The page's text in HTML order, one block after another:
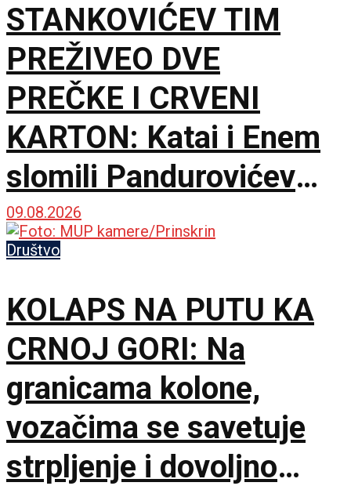
STANKOVIĆEV TIM
PREŽIVEO DVE
PREČKE I CRVENI
KARTON: Katai i Enem
slomili Pandurovićev
bedem, Pazarci
promašivali u Ljutice
Bogdana!
09.08.2026
Društvo
KOLAPS NA PUTU KA
CRNOJ GORI: Na
granicama kolone,
vozačima se savetuje
strpljenje i dovoljno